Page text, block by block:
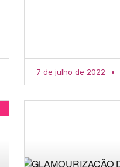
7 de julho de 2022